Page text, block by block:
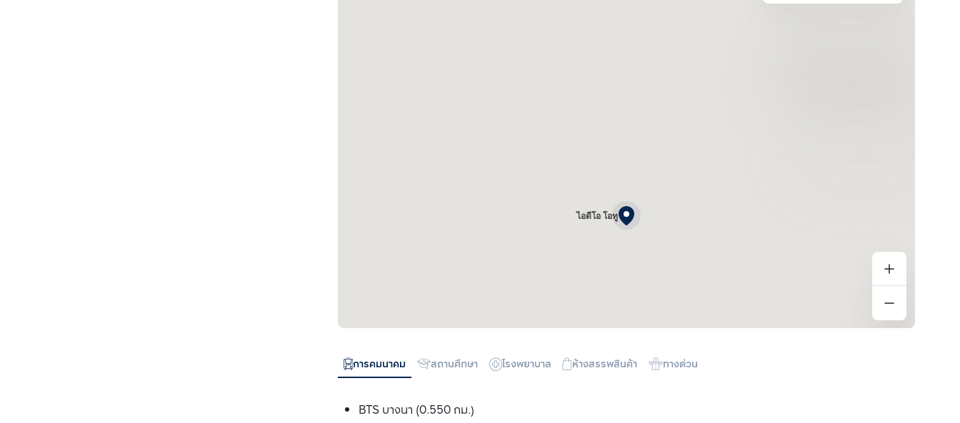
ไอดีโอ โอทู
การคมนาคม สถานศึกษา โรงพยาบาล ห้างสรรพสินค้า ทางด่วน
BTS บางนา (0.550 กม.)